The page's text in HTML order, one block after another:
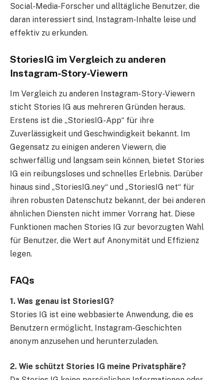
Social-Media-Forscher und alltägliche Benutzer, die
daran interessiert sind, Instagram-Inhalte leise und
effektiv zu erkunden.
StoriesIG im Vergleich zu anderen
Instagram-Story-Viewern
Im Vergleich zu anderen Instagram-Story-Viewern
sticht Stories IG aus mehreren Gründen heraus.
Erstens ist die „StoriesIG-App“ für ihre
Zuverlässigkeit und Geschwindigkeit bekannt. Im
Gegensatz zu einigen anderen Viewern, die
schwerfällig und langsam sein können, bietet Stories
IG ein reibungsloses und schnelles Erlebnis. Darüber
hinaus sind „StoriesIG.ney“ und „StoriesIG net“ für
ihren robusten Datenschutz bekannt, der bei anderen
ähnlichen Diensten nicht immer Vorrang hat. Diese
Funktionen machen Stories IG zur bevorzugten Wahl
für Benutzer, die Wert auf Anonymität und Effizienz
legen.
FAQs
1. Was genau ist StoriesIG?
Stories IG ist eine webbasierte Anwendung, die es
Benutzern ermöglicht, Instagram-Geschichten
anonym anzusehen und herunterzuladen.
2. Wie schützt Stories IG meine Privatsphäre?